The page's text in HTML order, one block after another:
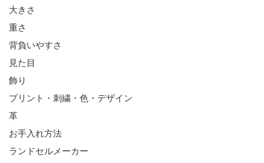
大きさ
重さ
背負いやすさ
見た目
飾り
プリント・刺繍・色・デザイン
革
お手入れ方法
ランドセルメーカー